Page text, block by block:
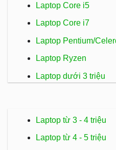
Laptop Core i5
Laptop Core i7
Laptop Pentium/
Laptop Ryzen
Laptop dưới 3 triệu
Laptop từ 3 - 4 triệu
Laptop từ 4 - 5 triệu